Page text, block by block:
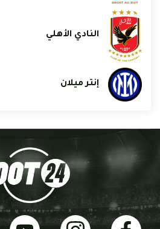
النادي الأهلي
إنتر ميلان